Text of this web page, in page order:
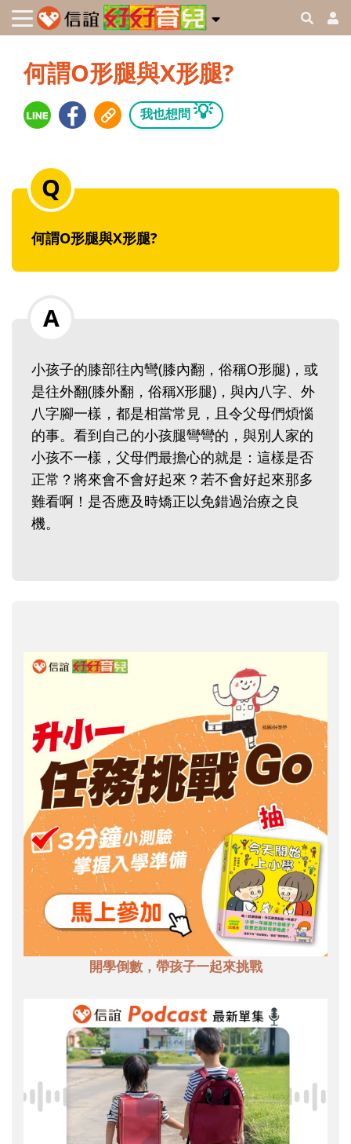
何謂O形腿與X形腿?
我也想問 💡
何謂O形腿與X形腿?
小孩子的膝部往內彎(膝內翻，俗稱O形腿)，或
是往外翻(膝外翻，俗稱X形腿)，與內八字、外
八字腳一樣，都是相當常見，且令父母們煩惱
的事。看到自己的小孩腿彎彎的，與別人家的
小孩不一樣，父母們最擔心的就是：這樣是否
正常？將來會不會好起來？若不會好起來那多
難看啊！是否應及時矯正以免錯過治療之良
機。
開學倒數，帶孩子一起來挑戰